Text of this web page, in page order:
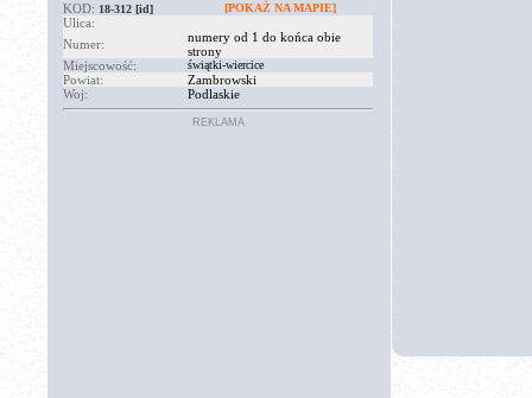
KOD: 18-312 [id] [POKAŻ NA MAPIE]
Ulica:
Numer:
numery od 1 do końca obie
strony
Miejscowość:
świątki-wiercice
Powiat:
Zambrowski
Woj:
Podlaskie
REKLAMA